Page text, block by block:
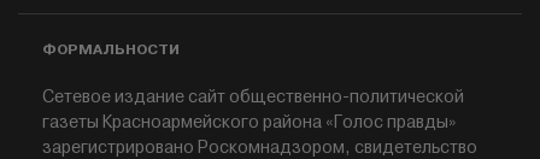
ФОРМАЛЬНОСТИ
Сетевое издание сайт общественно-политической
газеты Красноармейского района «Голос правды»
зарегистрировано Роскомнадзором, свидетельство